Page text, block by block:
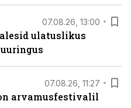
07.08.26, 13:00
ulatuslikus
07.08.26, 11:27
arvamusfestivalil